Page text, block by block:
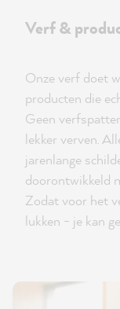
Verf &
Onze verf doet
producten die
Geen
lekker verven.
jarenlange
doorontwikkeld
Zodat voor het
lukken - je kan